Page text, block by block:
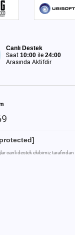
Canlı Destek
Saat10:00 ile24:00
Arasında Aktifdir
canlı destek ekibimiz